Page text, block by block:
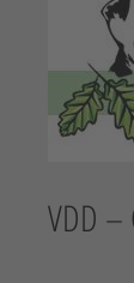
VDD –